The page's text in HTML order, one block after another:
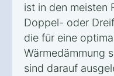
ist in den meisten
Doppel- oder
die für eine
Wärmedämmung
sind darauf